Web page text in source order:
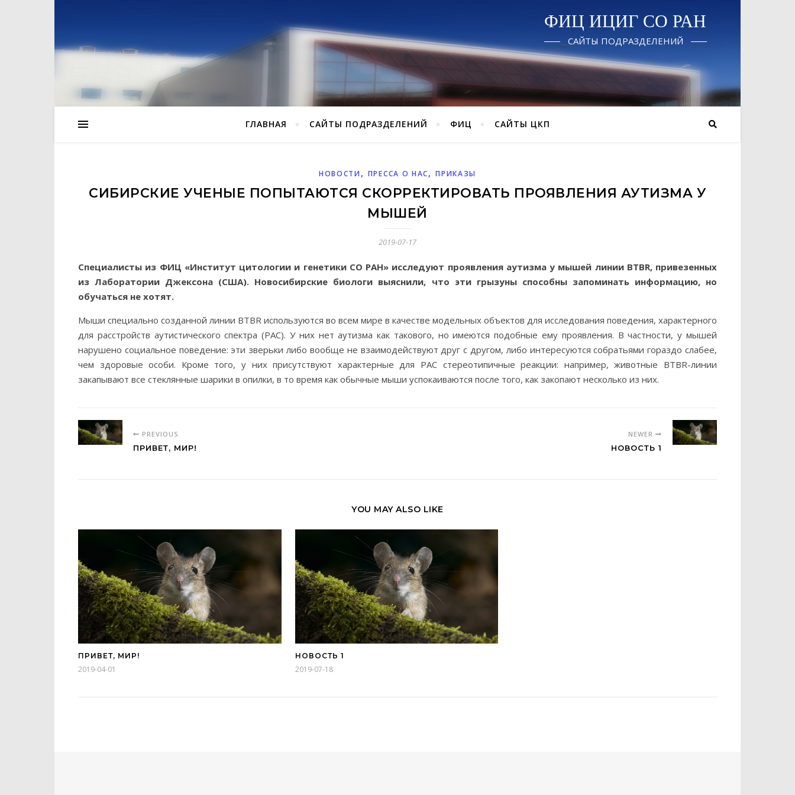
ФИЦ ИЦИГ СО РАН
САЙТЫ ПОДРАЗДЕЛЕНИЙ
ГЛАВНАЯ САЙТЫ ПОДРАЗДЕЛЕНИЙ ФИЦ САЙТЫ ЦКП
НОВОСТИ , ПРЕССА О НАС,ПРИКАЗЫ
СИБИРСКИЕ УЧЕНЫЕ ПОПЫТАЮТСЯ СКОРРЕКТИРОВАТЬ ПРОЯВЛЕНИЯ АУТИЗМА У
МЫШЕЙ
2019-07-17
Специалисты из ФИЦ «Институт цитологии и генетики СО РАН» исследуют проявления аутизма у мышей линии BTBR, привезенных
из Лаборатории Джексона (США). Новосибирские биологи выяснили, что эти грызуны способны запоминать информацию, но
обучаться не хотят.
Мыши специально созданной линии BTBR используются во всем мире в качестве модельных объектов для исследования поведения, характерного
для расстройств аутистического спектра (РАС). У них нет аутизма как такового, но имеются подобные ему проявления. В частности, у мышей
нарушено социальное поведение: эти зверьки либо вообще не взаимодействуют друг с другом, либо интересуются собратьями гораздо слабее,
чем здоровые особи. Кроме того, у них присутствуют характерные для РАС стереотипичные реакции: например, животные BTBR-линии
закапывают все стеклянные шарики в опилки, в то время как обычные мыши успокаиваются после того, как закопают несколько из них.
PREVIOUS
ПРИВЕТ, МИР!
NEWER
НОВОСТЬ 1
YOU MAY ALSO LIKE
ПРИВЕТ, МИР!
2019-04-01
НОВОСТЬ 1
2019-07-18